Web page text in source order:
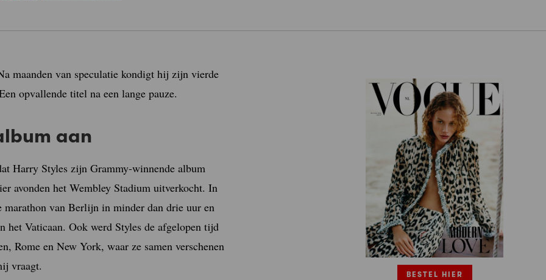
maanden van speculatie kondigt hij zijn vierde
opvallende titel na een lange pauze.
aan
Harry Styles zijn Grammy-winnende album
avonden het Wembley Stadium uitverkocht. In
van Berlijn in minder dan drie uur en
het Vaticaan. Ook werd Styles de afgelopen tijd
Rome en New York, waar ze samen verschenen
vraagt.
BESTEL HIER